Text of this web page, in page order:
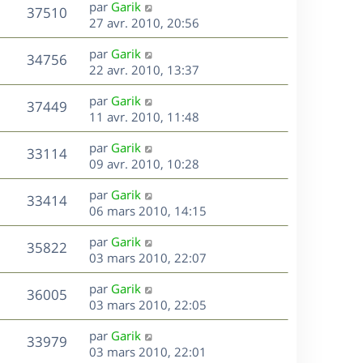
n
i
e
r
m
e
s
s
a
g
e
37510V
u
e
s
D
e
r
n
i
e
r
m
e
s
s
a
g
e
par Garik
27 avr. 2010, 20:56
34756V
u
D
e
r
n
i
e
r
m
e
s
s
a
g
e
par Garik
22 avr. 2010, 13:37
37449V
u
D
e
r
n
i
e
r
m
e
s
s
a
g
e
par Garik
11 avr. 2010, 11:48
33114V
u
s
D
e
r
n
i
e
r
m
e
s
s
a
g
e
par Garik
09 avr. 2010, 10:28
33414V
u
e
D
e
r
n
i
e
r
m
e
s
s
par Garik
06 mars 2010, 14:15
35822V
u
s
D
e
r
n
i
e
r
m
par Garik
03 mars 2010, 22:07
36005V
u
D
e
r
n
i
par Garik
03 mars 2010, 22:05
33979V
D
e
par Garik
03 mars 2010, 22:01